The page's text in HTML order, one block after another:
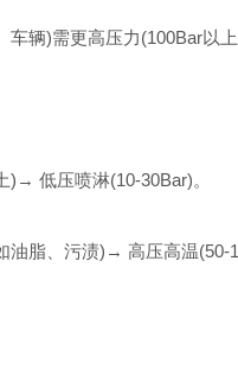
辆)需更高压力(100Bar以
低压喷淋(10-30Bar)。
脂、污渍)→ 高压高温(50-